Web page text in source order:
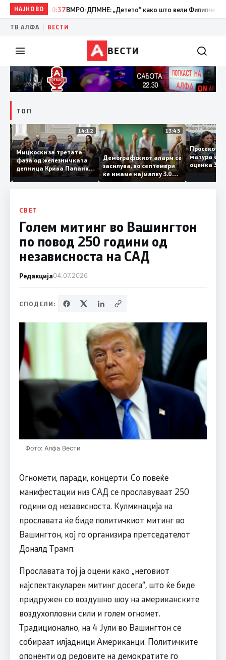
НАЈНОВО10:37ВМРО-ДПМНЕ: „Детето“ како што вели Филипче, денес
ТВ АЛФА ВЕСТИ
ВЕСТИ
ТОП
15:20 14:12
Мицкоски за третата
фаза од железничката
делница Крива Паланка
– Деве Баир: Проектот
нема да заврши на
целина
13:45
Демографскиот аларм се
засилува, во септември
ќе имаме најмалку 3.000
првачиња помалку
матура
оценка
СВЕТ
Голем митинг во Вашингтон
по повод 250 години од
независноста на САД
Редакција04.07.2026
СПОДЕЛИ:
Фото: Алфа Вести
Огномети, паради, концерти. Со повеќе
манифестации низ САД се прославуваат 250
години од независноста. Кулминација на
прославата ќе биде политичкиот митинг во
Вашингтон, кој го организира претседателот
Доналд Трамп.
Прославата тој ја оцени како „неговиот
најспектакуларен митинг досега“, што ќе биде
придружен со воздушно шоу на американските
воздухопловни сили и голем огномет.
Традиционално, на 4 Јули во Вашингтон се
собираат илјадници Американци. Политичките
опоненти од редовите на демократите го